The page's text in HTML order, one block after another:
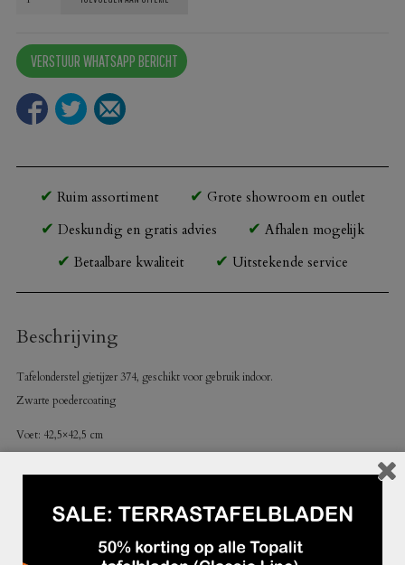
374
aantalVERSTUUR WHATSAPP BERICHT
Ruim assortiment
Grote showroom en outlet
Deskundig en gratis advies
Afhalen mogelijk
Betaalbare kwaliteit
Uitstekende service
Beschrijving
Tafelonderstel gietijzer 374, geschikt voor gebruik indoor.
Zwarte poedercoating
Voet: 42,5×42,5 cm
Geschikt voor tafelbladen in de grootte: